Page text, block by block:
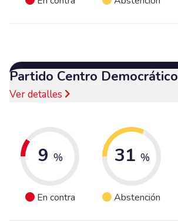
Partido Centro Democrático
Ver detalles
9 %
En contra
31 %
Abstención